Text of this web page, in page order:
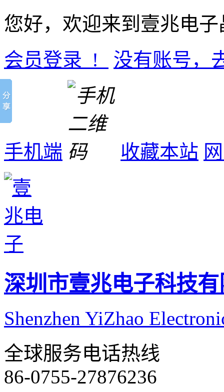
您好，欢迎来到壹兆电
会员登录 !
没有账号，
手机端 收藏本站
深圳市壹兆电子科技
Shenzhen YiZhao
全球服务电话热线
86-0755-27876236